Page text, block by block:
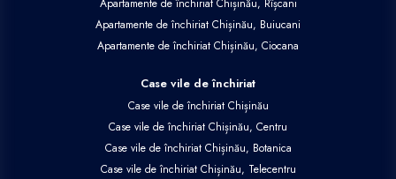
Apartamente de închiriat Chișinău, Rîșcani
Apartamente de închiriat Chișinău, Buiucani
Apartamente de închiriat Chișinău, Ciocana
Case vile de închiriat
Case vile de închiriat Chișinău
Case vile de închiriat Chișinău, Centru
Case vile de închiriat Chișinău, Botanica
Case vile de închiriat Chișinău, Telecentru